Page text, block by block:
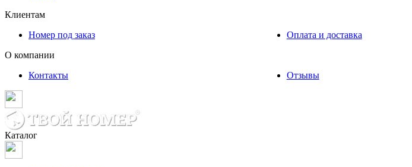
Клиентам
Номер под заказ
Оплата и доставка
О компании
Контакты
Отзывы
Каталог